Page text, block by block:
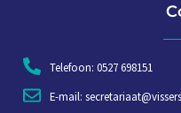
Telefoon: 0527 698151
E-mail: